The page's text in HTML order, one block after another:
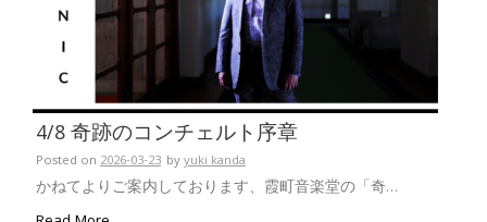
4/8 奇跡のコンチェルト序章
Posted on 2026-03-23 byyuki kanda
かねてよりご案内しております、霞町音楽堂の「奇…